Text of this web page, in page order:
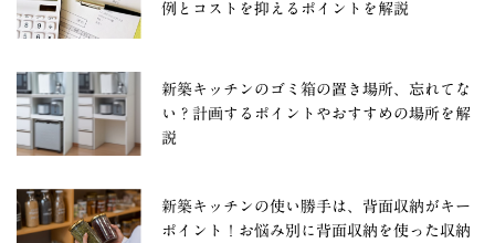
例とコストを抑えるポイントを解説
新築キッチンのゴミ箱の置き場所、忘れてな
い？計画するポイントやおすすめの場所を解
説
新築キッチンの使い勝手は、背面収納がキー
ポイント！お悩み別に背面収納を使った収納